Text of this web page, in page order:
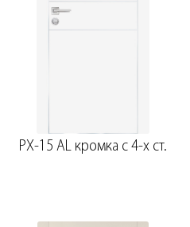
PX-15 AL кромка с 4-х ст.